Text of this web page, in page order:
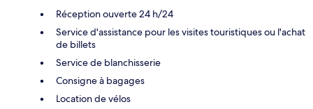
Réception ouverte 24 h/24
Service d'assistance pour les visites touristiques ou l'achat
de billets
Service de blanchisserie
Consigne à bagages
Location de vélos